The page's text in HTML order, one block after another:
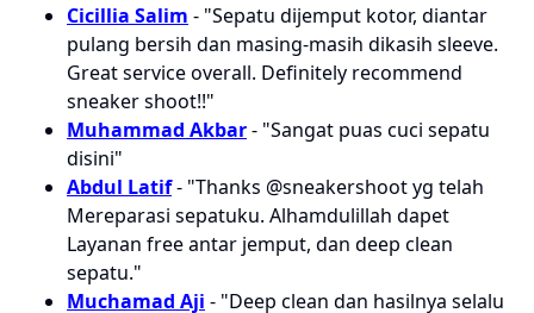
Cicillia Salim - "Sepatu dijemput kotor, diantar
pulang bersih dan masing-masih dikasih sleeve.
Great service overall. Definitely recommend
sneaker shoot!!"
Muhammad Akbar- "Sangat puas cuci sepatu
disini"
Abdul Latif- "Thanks @sneakershoot yg telah
Mereparasi sepatuku. Alhamdulillah dapet
Layanan free antar jemput, dan deep clean
sepatu."
Muchamad Aji - "Deep clean dan hasilnya selalu